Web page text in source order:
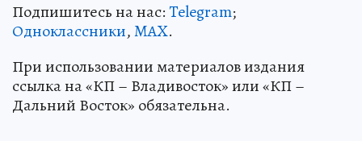
Подпишитесь на нас:Telegram;
Одноклассники,MAX.
При использовании материалов издания
ссылка на «КП – Владивосток» или «КП –
Дальний Восток» обязательна.